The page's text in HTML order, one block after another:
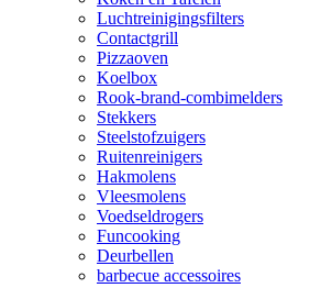
Luchtreinigingsfilters
Contactgrill
Pizzaoven
Koelbox
Rook-brand-combimelders
Stekkers
Steelstofzuigers
Ruitenreinigers
Hakmolens
Vleesmolens
Voedseldrogers
Funcooking
Deurbellen
barbecue accessoires